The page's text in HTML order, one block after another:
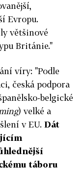
Evropu.
většinové
Británie."
víry: "Podle
česká podpora
belgické
) velké a
v EU. Dát
táboru